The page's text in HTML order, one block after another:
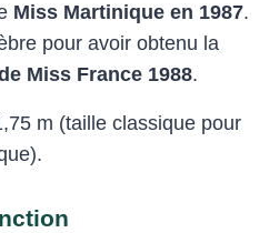
Miss Martinique en 1987.
pour avoir obtenu la
Miss France 1988.
m (taille classique pour